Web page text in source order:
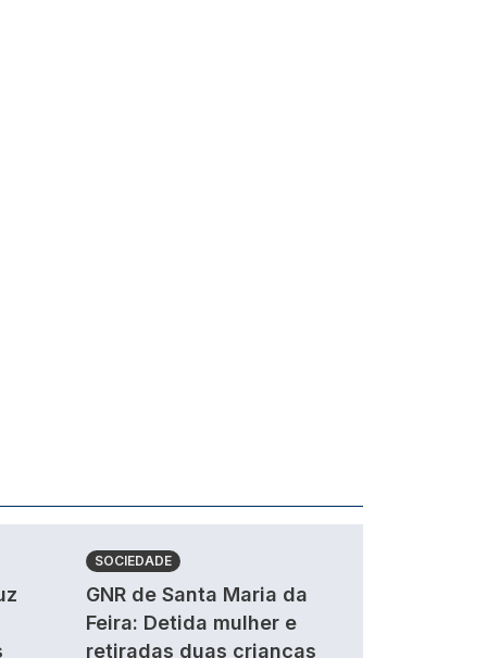
SOCIEDADE
GNR de Santa Maria da
Feira: Detida mulher e
retiradas duas crianças